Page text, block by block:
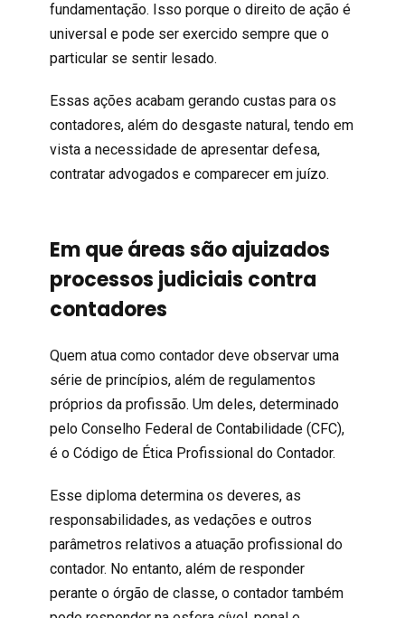
fundamentação. Isso porque o direito de ação é
universal e pode ser exercido sempre que o
particular se sentir lesado.
Essas ações acabam gerando custas para os
contadores, além do desgaste natural, tendo em
vista a necessidade de apresentar defesa,
contratar advogados e comparecer em juízo.
Em que áreas são ajuizados
processos judiciais contra
contadores
Quem atua como contador deve observar uma
série de princípios, além de regulamentos
próprios da profissão. Um deles, determinado
pelo Conselho Federal de Contabilidade (CFC),
é o Código de Ética Profissional do Contador.
Esse diploma determina os deveres, as
responsabilidades, as vedações e outros
parâmetros relativos a atuação profissional do
contador. No entanto, além de responder
perante o órgão de classe, o contador também